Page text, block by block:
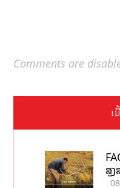
Comments are
ເ
ສູງ
ກົ